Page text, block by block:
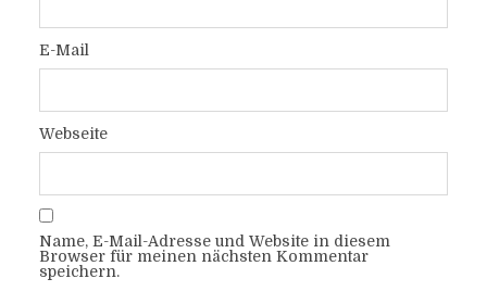
E-Mail
Webseite
Name, E-Mail-Adresse und Website in diesem
Browser für meinen nächsten Kommentar
speichern.